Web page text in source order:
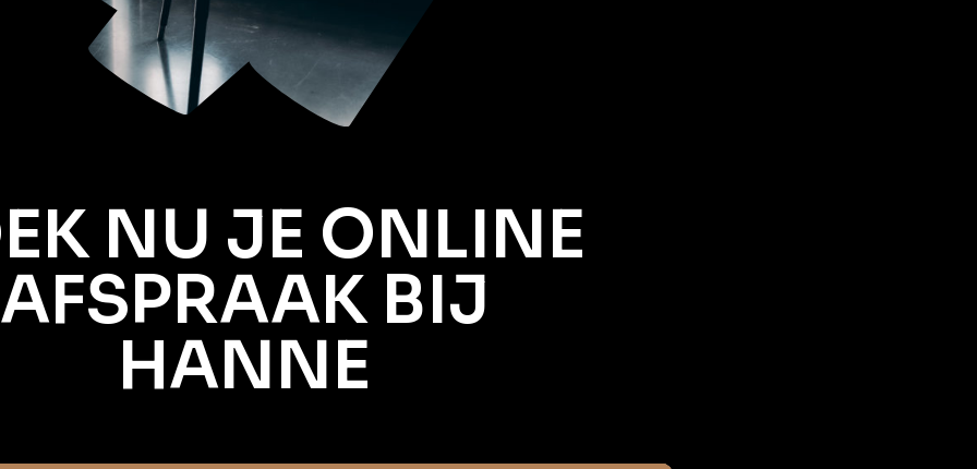
NU JE ONLINE
AFSPRAAK BIJ
HANNE